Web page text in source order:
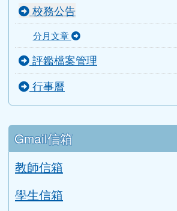
校務公告
分月文章
評鑑檔案管理
行事曆
Gmail信箱
教師信箱
學生信箱